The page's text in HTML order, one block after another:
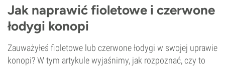
Jak naprawić fioletowe i czerwone
łodygi konopi
Zauważyłeś fioletowe lub czerwone łodygi w swojej uprawie
konopi? W tym artykule wyjaśnimy, jak rozpoznać, czy to